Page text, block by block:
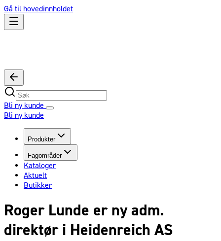
Gå til hovedinnholdet
Bli ny kunde
Bli ny kunde
Produkter
Fagområder
Kataloger
Aktuelt
Butikker
Roger Lunde er ny adm.
direktør i Heidenreich AS